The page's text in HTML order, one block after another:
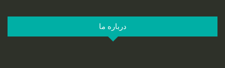
درباره ما